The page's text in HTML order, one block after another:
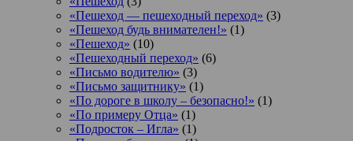
«Пешеход — пешеходный переход» (3)
«Пешеход будь внимателен!» (1)
«Пешеход» (10)
«Пешеходный переход» (6)
«Письмо водителю» (3)
«Письмо защитнику» (1)
«По дороге в школу – безопасно!» (1)
«По примеру Отца» (1)
«Подросток ‒ Игла» (1)